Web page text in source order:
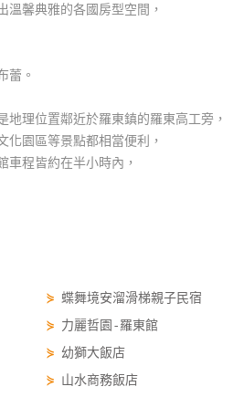
溫馨典雅的各國房型空間，
蕾。
地理位置鄰近於羅東鎮的羅東高工旁，
化園區等景點都相當便利，
車程皆約在半小時內，
⋟ 蝶舞境安溜滑梯親子民宿
⋟ 力麗哲園-羅東館
⋟ 幼獅大飯店
⋟ 山水商務飯店